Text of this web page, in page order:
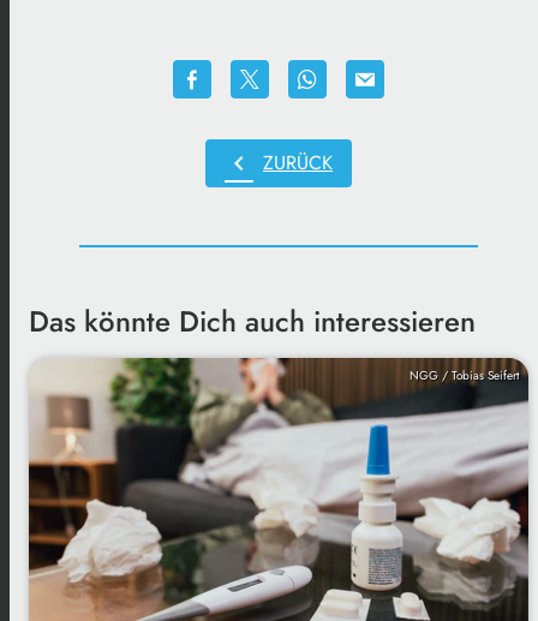
chevron_left ZURÜCK
Das könnte Dich auch interessieren
NGG / Tobias Seifert